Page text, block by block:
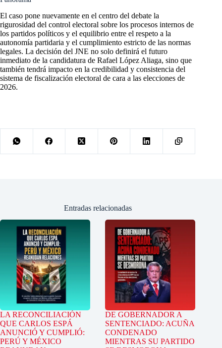
El caso pone nuevamente en el centro del debate la
rigurosidad del control electoral sobre los procesos internos de
los partidos políticos y el equilibrio entre el respeto a la
autonomía partidaria y el cumplimiento estricto de las normas
legales. La decisión del JNE no solo definirá el futuro
inmediato de la candidatura de Rafael López Aliaga, sino que
también tendrá impacto en la credibilidad y consistencia del
sistema de fiscalización electoral de cara a las elecciones de
2026.
Entradas relacionadas
LA RECONCILIACIÓN
QUE CARLOS ESPÁ
ANUNCIÓ Y CUMPLIÓ:
PERÚ Y MÉXICO
DE GOBERNADOR A
SENTENCIADO: ACUÑA
CONDENADO
MIENTRAS SU PARTIDO